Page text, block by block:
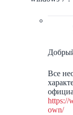
Все
https://
own/